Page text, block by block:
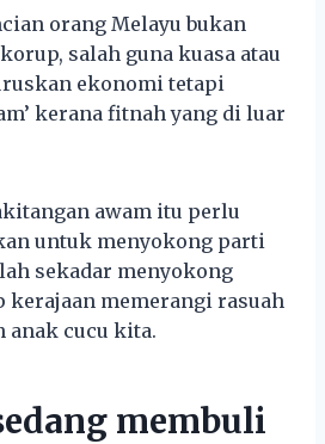
orang Melayu bukan
salah guna kuasa atau
ekonomi tetapi
kerana fitnah yang di luar
awam itu perlu
untuk menyokong parti
sekadar menyokong
kerajaan memerangi rasuah
anak cucu kita.
membuli